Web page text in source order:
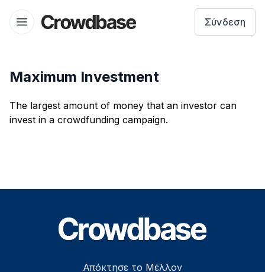
Open menu
Crowdbase logo Σύνδεση
Maximum Investment
The largest amount of money that an investor can
invest in a crowdfunding campaign.
Απόκτησε το Μέλλον